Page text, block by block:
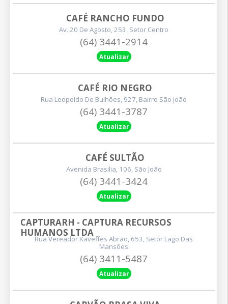
CAFÉ RANCHO FUNDO
Av. 20 De Agosto, 253, Setor Centro
(64) 3441-2914
Atualizar
CAFÉ RIO NEGRO
Rua Leopoldo De Bulhões, 927, Bairro São João
(64) 3441-3787
Atualizar
CAFÉ SULTÃO
Avenida Brasilia, 106, São João
(64) 3441-3424
Atualizar
CAPTURARH - CAPTURA RECURSOS
HUMANOS LTDA
Rua Vereador Kaveffes Abrão, 653, Setor Lago Das
Mansões
(64) 3411-5487
Atualizar